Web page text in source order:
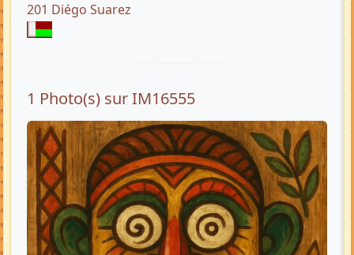
201 Diégo Suarez
1 Photo(s) sur IM16555